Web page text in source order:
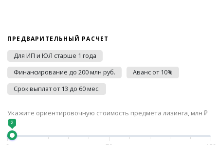
ПРЕДВАРИТЕЛЬНЫЙ РАСЧЕТ
Для ИП и ЮЛ старше 1 года
Финансирование до 200 млн руб.
Аванс от 10%
Срок выплат от 13 до 60 мес.
Укажите ориентировочную стоимость предмета лизинга, млн ₽
2